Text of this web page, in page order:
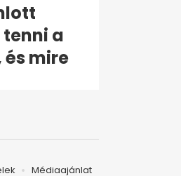
a
mire
Médiaajánlat